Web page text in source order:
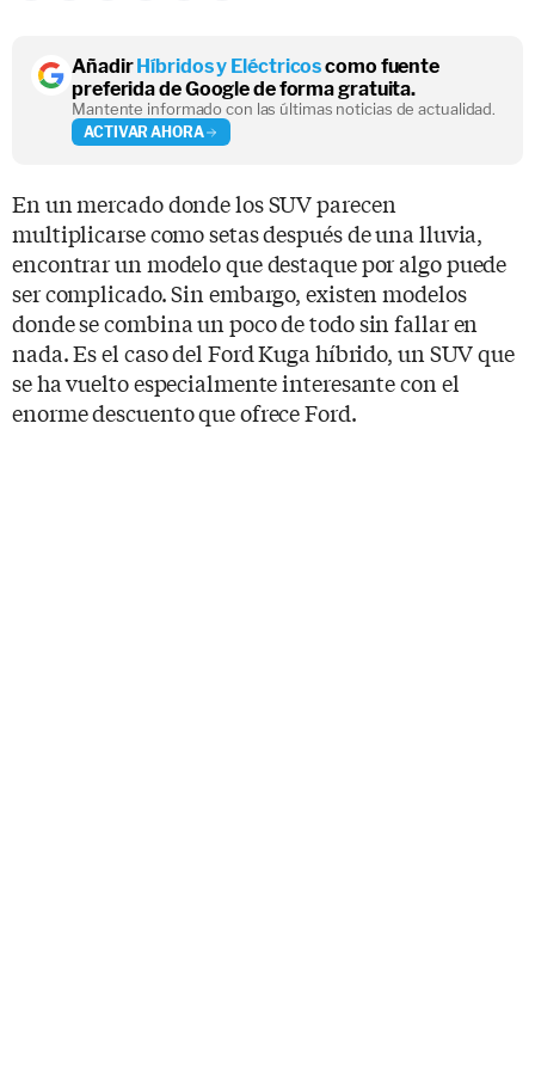
AñadirHíbridos y Eléctricoscomo fuente
preferida de Google de forma gratuita.
Mantente informado con las últimas noticias de actualidad.
ACTIVAR AHORA
En un mercado donde los SUV parecen
multiplicarse como setas después de una lluvia,
encontrar un modelo que destaque por algo puede
ser complicado. Sin embargo, existen modelos
donde se combina un poco de todo sin fallar en
nada. Es el caso del Ford Kuga híbrido, un SUV que
se ha vuelto especialmente interesante con el
enorme descuento que ofrece Ford.